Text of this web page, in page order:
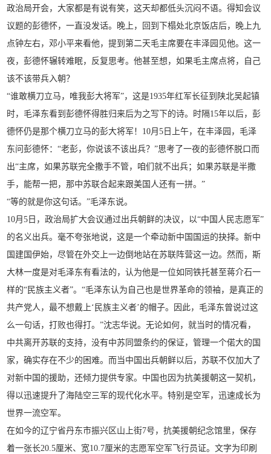
政治局开会，大家都是有说有笑，这天却都低头沉闷不语。得知会议
议题的彭德怀，一直没发话。晚上，回到下榻处北京饭店后，晚上九
点钟左右，邓小平来看他，提到第二天毛主席要在丰泽园见他。这一
夜，彭德怀辗转难眠，反复思考。他甚至想，如果毛主席点将，自己
该不该带兵入朝？
“谁敢横刀立马，唯我彭大将军”，这是1935年红军长征到陕北吴起镇
时，毛泽东看到彭德怀得胜归来后为之写下的诗。时隔15年以后，彭
德怀仍是那个横刀立马的彭大将军！10月5日上午，在丰泽园，毛泽
东问彭德怀：“老彭，你说该不该出兵？”思考了一夜的彭德怀脱口而
出“主席，如果苏联完全撒手不管，咱们就不出兵；如果苏联是半撒
手，能帮一把，那中苏联合起来跟美国人还有一拼。”
“等的就是你这句话。”毛泽东说。
10月5日，政治局扩大会议通过出兵朝鲜的决议，以“中国人民志愿军”
的名义出兵。毫不夸张地说，这是一个牵动新中国国运的抉择。新中
国建国伊始，尽管在外交上一边倒地站在苏联阵营这一边。然而，斯
大林一度是对毛泽东有看法的，认为他是一位如同铁托甚至蒋介石一
样的“民族主义者”。“毛泽东认为自己也是世界革命的领袖，是真正的
共产党人，最不想戴上‘民族主义者’的帽子。因此，毛泽东曾说过这
么一句话，打败也得打。”沈志华说。无论如何，就当时的情况看，
中共离开苏联的支持，没有中苏同盟条约的保证，管理一个偌大的国
家，确实存在不少的困难。而当中国出兵朝鲜以后，苏联不仅加大了
对新中国的援助，还倾力提供专家。中国也因为抗美援朝这一契机，
得以迅速提升了海陆空三军的现代化水平。特别是空军，迅速成长为
世界一流空军。
在如今的辽宁省丹东市振兴区山上街7号，抗美援朝纪念馆里，保存
着一张长20.5厘米、宽10.7厘米的志愿军空军飞行员证。文字为印刷